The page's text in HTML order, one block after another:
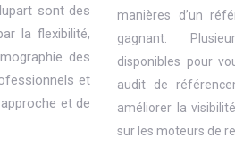
sont des
la flexibilité,
des
et
et de
manières d’un
gagnant.
disponibles pour
audit de
améliorer la
sur les moteurs de